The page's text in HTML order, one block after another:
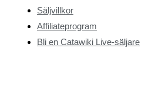
Säljvillkor
Affiliateprogram
Bli en Catawiki Live-säljare